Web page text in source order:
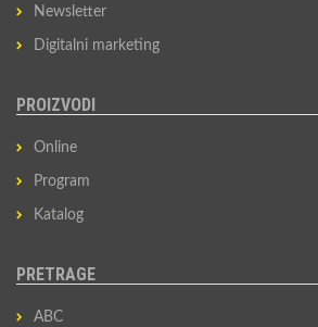
Newsletter
Digitalni marketing
PROIZVODI
Online
Program
Katalog
PRETRAGE
ABC